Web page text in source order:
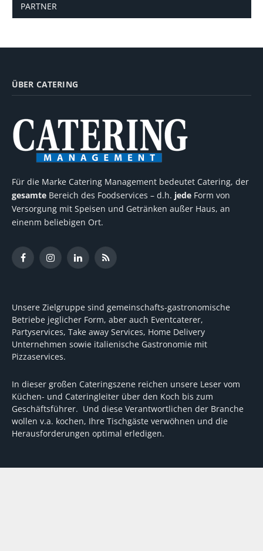
PARTNER
ÜBER CATERING
Für die Marke Catering Management bedeutet Catering, der
gesamte Bereich des Foodservices – d.h. jede Form von
Versorgung mit Speisen und Getränken außer Haus, an
einenm beliebigen Ort.
FacebookInstagramLinkedInRSS
Unsere Zielgruppe sind gemeinschafts-gastronomische
Betriebe jeglicher Form, aber auch Eventcaterer,
Partyservices, Take away Services, Home Delivery
Unternehmen sowie italienische Gastronomie mit
Pizzaservices.
In dieser großen Cateringszene reichen unsere Leser vom
Küchen- und Cateringleiter über den Koch bis zum
Geschäftsführer. Und diese Verantwortlichen der Branche
wollen v.a. kochen, Ihre Tischgäste verwöhnen und die
Herausforderungen optimal erledigen.